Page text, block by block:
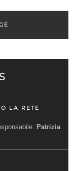
LA RETE
Patrizia